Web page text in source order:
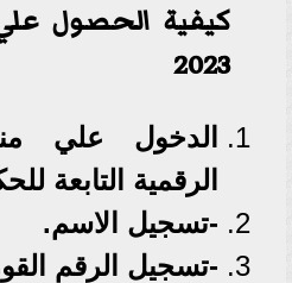
كيفية الحصول
2023
الدخول علي
الرقمية التابعة
-تسجيل الاسم.
-تسجيل الرقم